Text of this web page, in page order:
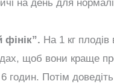
на день для
фінік”. На 1 кг
щоб вони краще
годин. Потім